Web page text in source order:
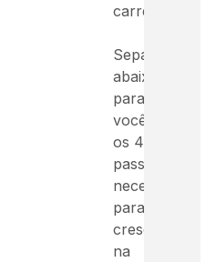
carreira.
Separamos
abaixo
para
você
os 4
passos
necessários
para
crescer
na